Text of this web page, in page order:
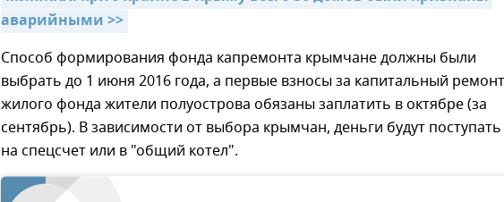
аварийными >>
Способ формирования фонда капремонта крымчане должны были
выбрать до 1 июня 2016 года, а первые взносы за капитальный ремонт
жилого фонда жители полуострова обязаны заплатить в октябре (за
сентябрь). В зависимости от выбора крымчан, деньги будут поступать
на спецсчет или в "общий котел".